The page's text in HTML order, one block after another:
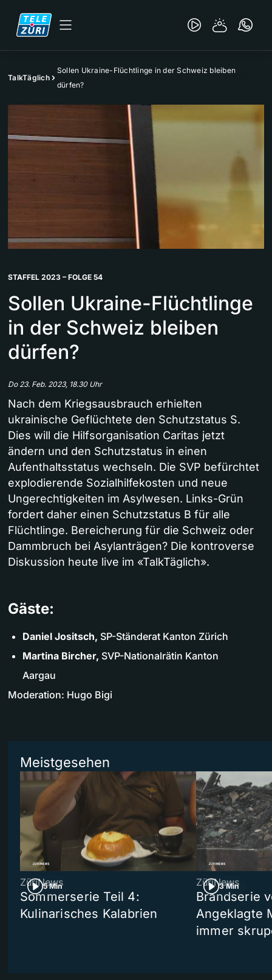
TalkTäglich
Sollen Ukraine-Flüchtlinge in der Schweiz bleiben
dürfen?
STAFFEL 2023 – FOLGE 54
Sollen Ukraine-Flüchtlinge
in der Schweiz bleiben
dürfen?
Do 23. Feb. 2023, 18.30 Uhr
Nach dem Kriegsausbrauch erhielten
ukrainische Geflüchtete den Schutzstatus S.
Dies will die Hilfsorganisation Caritas jetzt
ändern und den Schutzstatus in einen
Aufenthaltsstatus wechseln. Die SVP befürchtet
explodierende Sozialhilfekosten und neue
Ungerechtigkeiten im Asylwesen. Links-Grün
fordert daher einen Schutzstatus B für alle
Flüchtlinge. Bereicherung für die Schweiz oder
Dammbruch bei Asylanträgen? Die kontroverse
Diskussion heute live im «TalkTäglich».
Gäste:
Daniel Jositsch, SP-Ständerat Kanton Zürich
Martina Bircher, SVP-Nationalrätin Kanton
Aargau
Moderation: Hugo Bigi
Meistgesehen
5 Min
ZüriNews
Sommerserie Teil 4:
Kulinarisches Kalabrien
3 Min
ZüriNews
Brandserie
Angeklagte
immer